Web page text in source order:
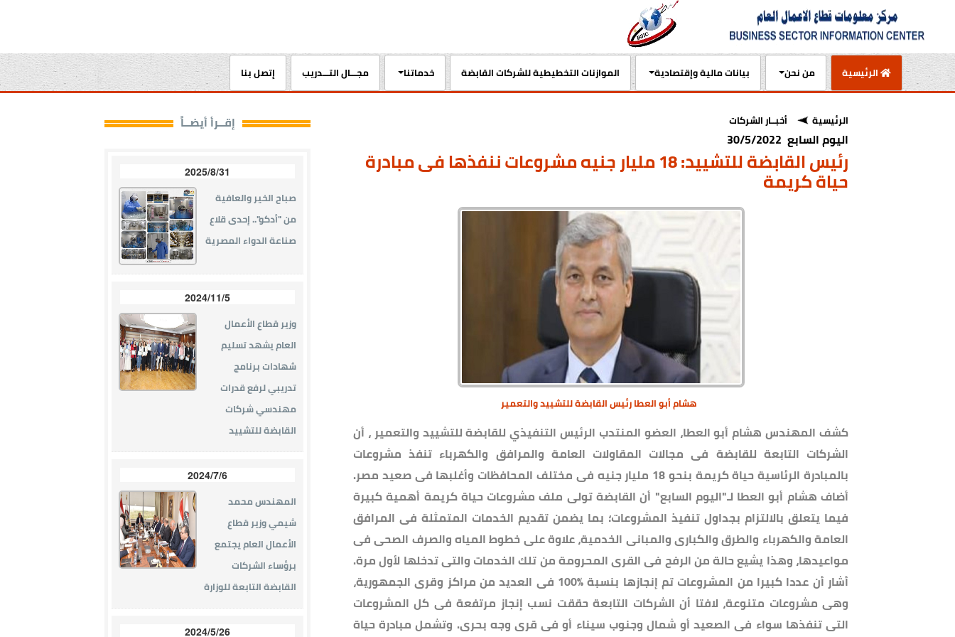
الرئيسية
(current) من نحن بيانات مالية وإقتصادية الموازنات التخطيطية للشركات القابضة خدماتنا مجـــال التـــدريب إتصل بنا
الرئيسية أخبــار الشركات
اليوم السابع 30/5/2022
رئيس القابضة للتشييد: 18 مليار جنيه مشروعات ننفذها فى مبادرة
حياة كريمة
هشام أبو العطا رئيس القابضة للتشييد والتعمير
كشف المهندس هشام أبو العطا، العضو المنتدب الرئيس التنفيذي للقابضة للتشييد والتعمير ، أن
الشركات التابعة للقابضة فى مجالات المقاولات العامة والمرافق والكهرباء تنفذ مشروعات
بالمبادرة الرئاسية حياة كريمة بنحو 18 مليار جنيه فى مختلف المحافظات وأغلبها فى صعيد مصر.
أضاف هشام أبو العطا لـ"اليوم السابع" أن القابضة تولى ملف مشروعات حياة كريمة أهمية كبيرة
فيما يتعلق بالالتزام بجداول تنفيذ المشروعات؛ بما يضمن تقديم الخدمات المتمثلة فى المرافق
العامة والكهرباء والطرق والكبارى والمبانى الخدمية، علاوة على خطوط المياه والصرف الصحى فى
مواعيدها، وهذا يشيع حالة من الرفح فى القرى المحرومة من تلك الخدمات والتى تدخلها لأول مرة.
أشار أن عددا كبيرا من المشروعات تم إنجازها بنسبة 100‎%‎ فى العديد من مراكز وقرى الجمهورية،
وهى مشروعات متنوعة، لافتا أن الشركات التابعة حققت نسب إنجاز مرتفعة فى كل المشروعات
التى تنفذها سواء فى الصعيد أو شمال وجنوب سيناء أو فى قرى وجه بحرى. وتشمل مبادرة حياة